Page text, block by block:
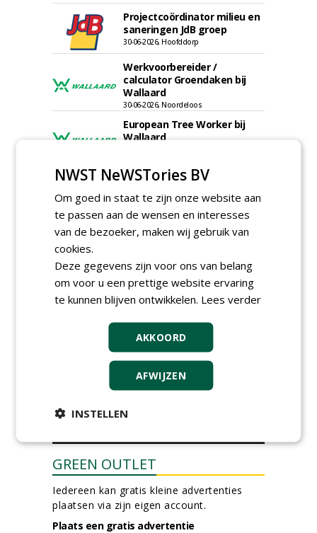
Projectcoördinator milieu en
saneringen JdB groep
30-06-2026, Hoofddorp
Werkvoorbereider /
calculator Groendaken bij
Wallaard
30-06-2026, Noordeloos
European Tree Worker bij
Wallaard
Meewerkend Voorman Groen
30-06-2026, 80 km rond Noordeloos
Werkvoorbereider
groenbeheer (32-40 uur per
24-06-2026, Zutphen en op project locatie
Ervaren werkvoorbereider
(32-40 uur) bij SmitsRinsma
24-06-2026, Zutphen
meer Groene Banen
GREEN OUTLET
Iedereen kan gratis kleine advertenties
plaatsen via zijn eigen account.
Plaats een gratis advertentie
NWST NeWSTories BV
Om goed in staat te zijn onze website aan
te passen aan de wensen en interesses
van de bezoeker, maken wij gebruik van
cookies.
Deze gegevens zijn voor ons van belang
om voor u een prettige website ervaring
te kunnen blijven ontwikkelen. Lees verder
AKKOORD
AFWIJZEN
INSTELLEN